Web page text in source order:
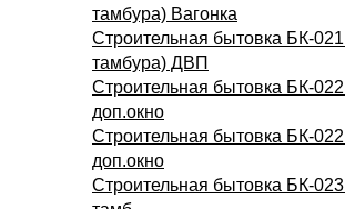
тамбура) Вагонка
Строительная бытовка БК-
тамбура) ДВП
Строительная бытовка БК-
доп.окно
Строительная бытовка БК-
доп.окно
Строительная бытовка БК-